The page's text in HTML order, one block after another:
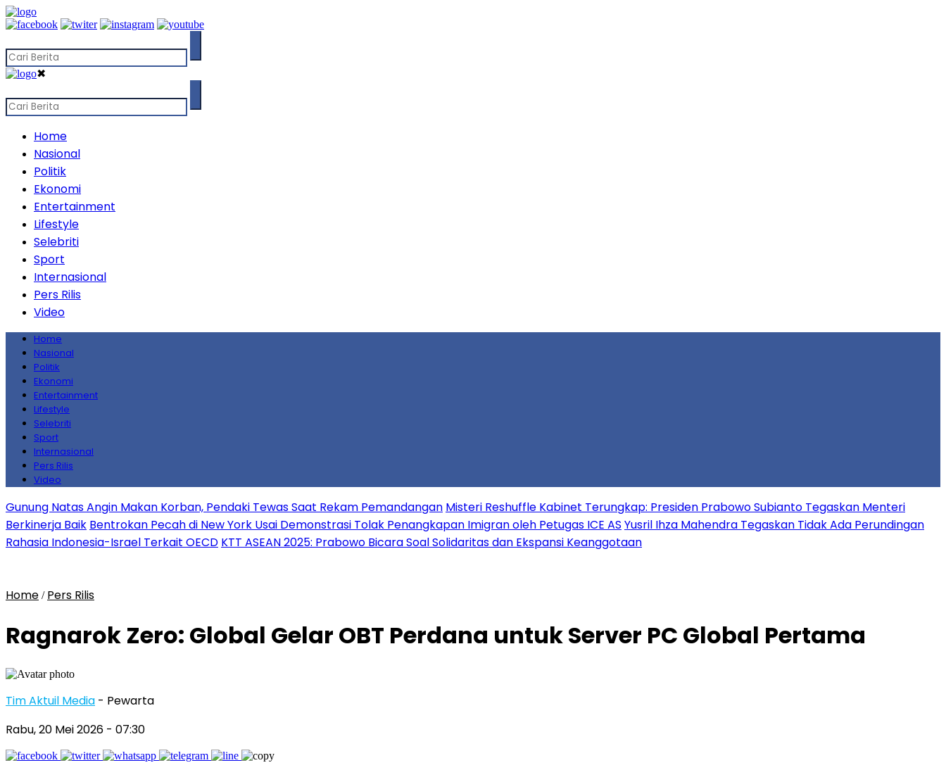
✖
Home
Nasional
Politik
Ekonomi
Entertainment
Lifestyle
Selebriti
Sport
Internasional
Pers Rilis
Video
Home
Nasional
Politik
Ekonomi
Entertainment
Lifestyle
Selebriti
Sport
Internasional
Pers Rilis
Video
Gunung Natas Angin Makan Korban, Pendaki Tewas Saat Rekam Pemandangan Misteri Reshuffle Kabinet Terungkap: Presiden Prabowo Subianto Tegaskan Menteri
Berkinerja Baik Bentrokan Pecah di New York Usai Demonstrasi Tolak Penangkapan Imigran oleh Petugas ICE AS Yusril Ihza Mahendra Tegaskan Tidak Ada Perundingan
Rahasia Indonesia-Israel Terkait OECD KTT ASEAN 2025: Prabowo Bicara Soal Solidaritas dan Ekspansi Keanggotaan
Home / Pers Rilis
Ragnarok Zero: Global Gelar OBT Perdana untuk Server PC Global Pertama
Tim Aktuil Media - Pewarta
Rabu, 20 Mei 2026 - 07:30